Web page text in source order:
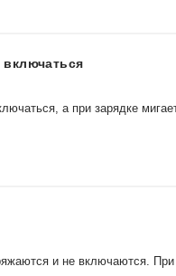
а при зарядке
и не включаются. При